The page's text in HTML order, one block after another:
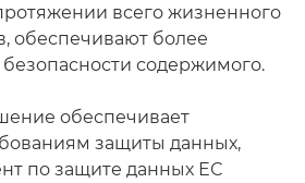
всего жизненного
обеспечивают более
содержимого.
обеспечивает
защиты данных,
по защите данных ЕС